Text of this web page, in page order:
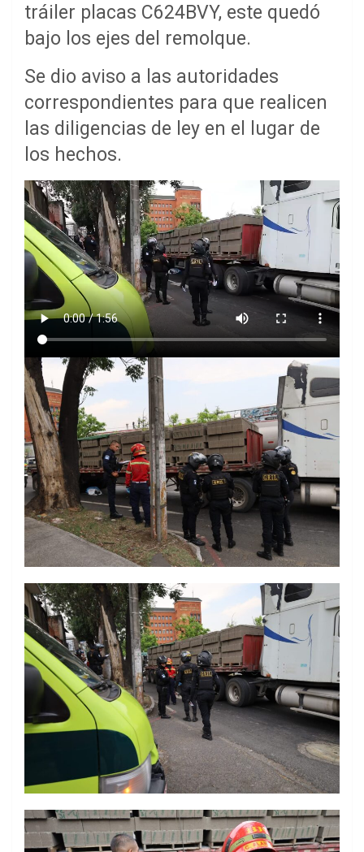
tráiler placas C624BVY, este quedó
bajo los ejes del remolque.
Se dio aviso a las autoridades
correspondientes para que realicen
las diligencias de ley en el lugar de
los hechos.